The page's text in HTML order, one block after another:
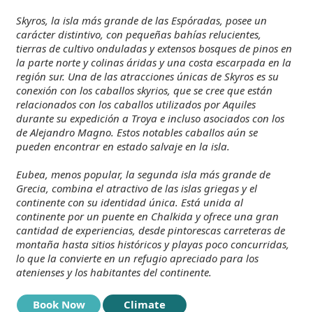
Skyros, la isla más grande de las Espóradas, posee un
carácter distintivo, con pequeñas bahías relucientes,
tierras de cultivo onduladas y extensos bosques de pinos en
la parte norte y colinas áridas y una costa escarpada en la
región sur. Una de las atracciones únicas de Skyros es su
conexión con los caballos skyrios, que se cree que están
relacionados con los caballos utilizados por Aquiles
durante su expedición a Troya e incluso asociados con los
de Alejandro Magno. Estos notables caballos aún se
pueden encontrar en estado salvaje en la isla.
Eubea, menos popular, la segunda isla más grande de
Grecia, combina el atractivo de las islas griegas y el
continente con su identidad única. Está unida al
continente por un puente en Chalkida y ofrece una gran
cantidad de experiencias, desde pintorescas carreteras de
montaña hasta sitios históricos y playas poco concurridas,
lo que la convierte en un refugio apreciado para los
atenienses y los habitantes del continente.
Book Now
Climate